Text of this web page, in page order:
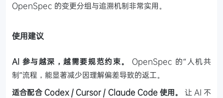
OpenSpec 的变更分组与追溯机制非常实用。
使用建议
AI 参与越深，越需要规范约束。
OpenSpec 的“人机共
制”流程，能显著减少因理解偏差导致的返工。
适合配合 Codex / Cursor / Claude Code 使用。
让 AI 不